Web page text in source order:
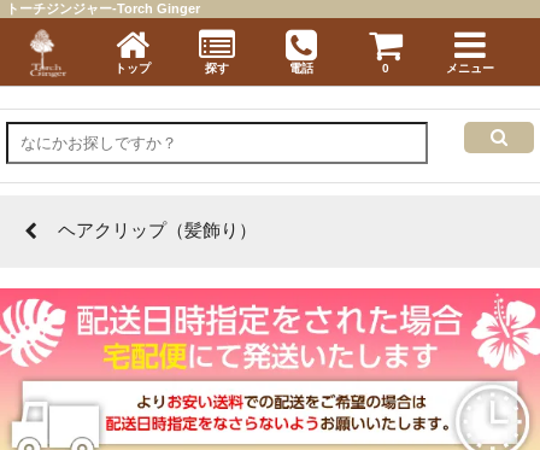
ヘアクリップ（髪飾り）
トーチジンジャー-Torch Ginger
トップ 探す 電話 0 メニュー